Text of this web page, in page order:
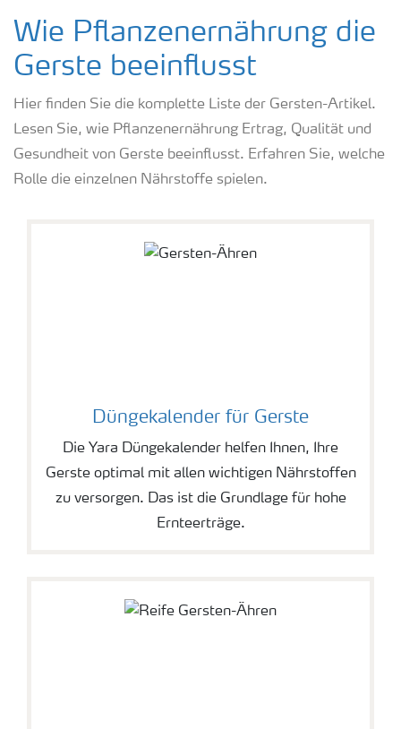
Wie Pflanzenernährung die
Gerste beeinflusst
Hier finden Sie die komplette Liste der Gersten-Artikel.
Lesen Sie, wie Pflanzenernährung Ertrag, Qualität und
Gesundheit von Gerste beeinflusst. Erfahren Sie, welche
Rolle die einzelnen Nährstoffe spielen.
Düngekalender für Gerste
Die Yara Düngekalender helfen Ihnen, Ihre
Gerste optimal mit allen wichtigen Nährstoffen
zu versorgen. Das ist die Grundlage für hohe
Ernteerträge.